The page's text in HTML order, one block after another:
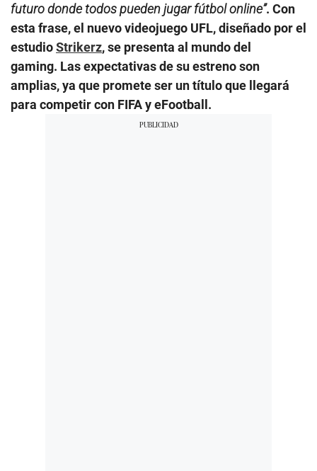
futuro donde todos pueden jugar fútbol online”. Con
esta frase, el nuevo videojuego UFL, diseñado por el
estudioStrikerz, se presenta al mundo del
gaming. Las expectativas de su estreno son
amplias, ya que promete ser un título que llegará
para competir con FIFA y eFootball.